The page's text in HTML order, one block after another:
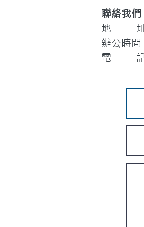
聯絡我們
地 址：
辦公時
電 話